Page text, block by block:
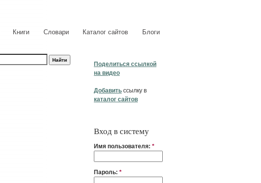
Книги Словари Каталог сайтов Блоги
Поделиться ссылкой
на видео
Добавить ссылку в
каталог сайтов
Вход в систему
Имя пользователя: *
Пароль: *